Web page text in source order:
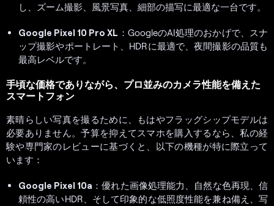
し、ズーム撮影、風景写真、細部の描写に最適な一台です。
Google Pixel 10 Pro XL ：GoogleのAI処理のおかげで、スナ
ップ撮影やポートレート、HDRに最適で、夜間撮影の品質も
最高レベルです。
手頃な価格でありながら、プロ並みのカメラ性能を備えた
スマートフォン
素晴らしい写真を撮るために、もはやフラッグシップモデルは
必要ありません。予算を抑えてスマホを購入するなら、私の経
験や専門家のレビューに基づくと、以下の機種が特に際立って
います：
Google Pixel 10a ：優れた画像処理能力、自然な色再現、信
頼性の高いHDR、そして印象的な低照度性能を兼ね備え、写